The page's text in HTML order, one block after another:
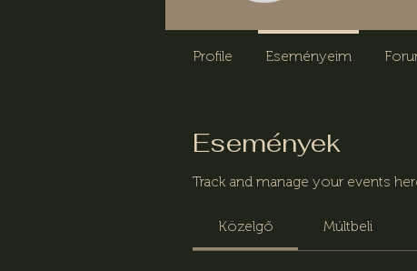
Események
Track and manage your events
Közelgő Múltbeli
Profile Eseményeim